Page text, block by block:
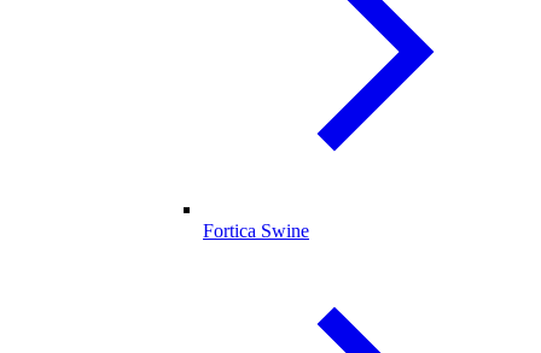
Fortica Swine